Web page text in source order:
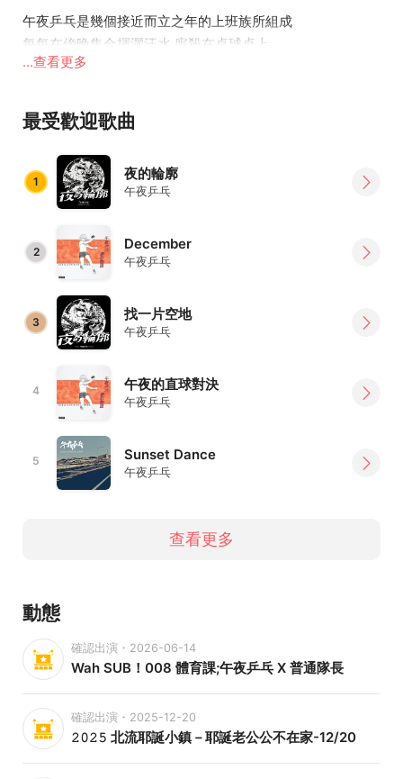
午夜乒乓是幾個接近而立之年的上班族所組成
每每在傍晚集合揮灑汗水 廝殺在桌球桌上
青春期距離我們已經遙遠 但我們依舊迷惑
一覺醒來 已經到達了名為青春的終點
那段期間的五味雜陳 在直球的對決之間
蒸發散開在空氣裡面 於是開啓了與自我的對話
我們用最直接的和弦與鼓擊去衝撞
不願讓夢想兩個字只是烙印在作文簿上面
在午夜乒乓的音樂裡 除了自白式的真實感受
你也可以聽到一絲絲追討青春的浪漫
...查看更多
最受歡迎歌曲
1 夜的輪廓
午夜乒乓
2 December
午夜乒乓
3 找一片空地
午夜乒乓
4 午夜的直球對決
午夜乒乓
5 Sunset Dance
午夜乒乓
查看更多
動態
確認出演・2026-06-14
Wah SUB！008 體育課;午夜乒乓 X 普通隊長
確認出演・2025-12-20
𝟸𝟶𝟸𝟻 北流耶誕小鎮－耶誕老公公不在家-12/20